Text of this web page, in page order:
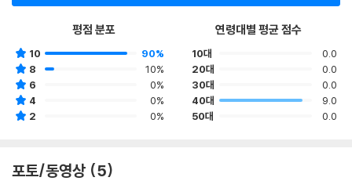
평점 분포
10
90%
8
10%
6
0%
4
0%
2
0%
연령대별 평균 점수
10대
0.0
20대
0.0
30대
0.0
40대
9.0
50대
0.0
포토/동영상 (5)